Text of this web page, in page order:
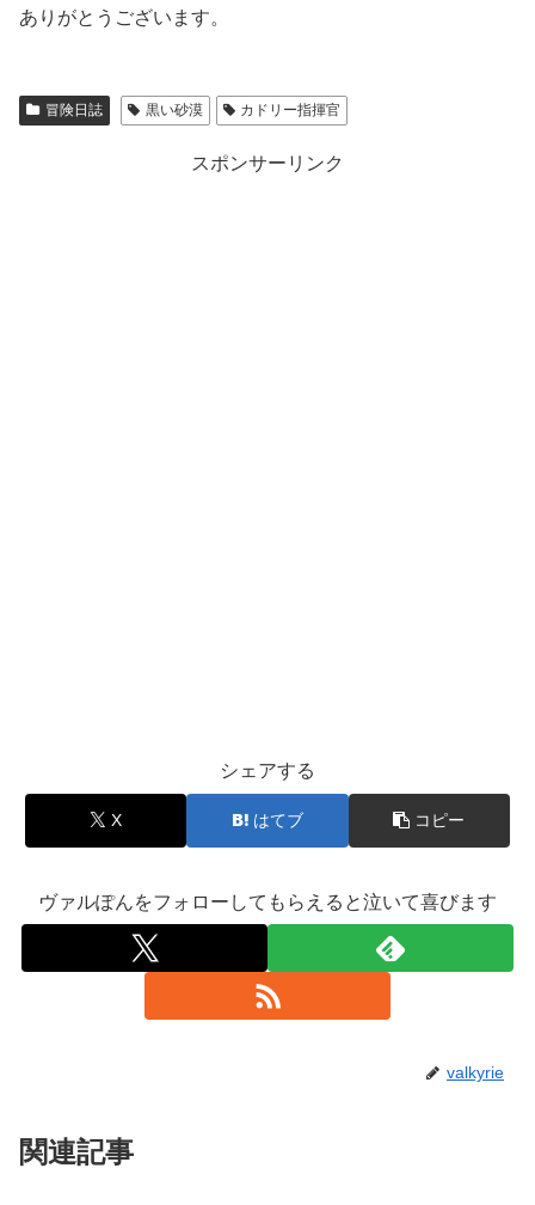
ありがとうございます。
冒険日誌 黒い砂漠 カドリー指揮官
スポンサーリンク
シェアする
X はてブ コピー
ヴァルぽんをフォローしてもらえると泣いて喜びます
valkyrie
関連記事